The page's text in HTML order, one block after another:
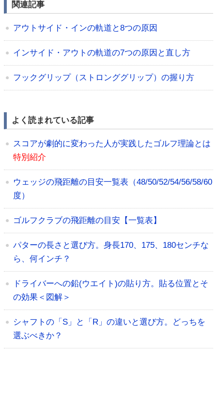
関連記事
アウトサイド・インの軌道と8つの原因
インサイド・アウトの軌道の7つの原因と直し方
フックグリップ（ストロンググリップ）の握り方
よく読まれている記事
スコアが劇的に変わった人が実践したゴルフ理論とは
特別紹介
ウェッジの飛距離の目安一覧表（48/50/52/54/56/58/60
度）
ゴルフクラブの飛距離の目安【一覧表】
パターの長さと選び方。身長170、175、180センチな
ら、何インチ？
ドライバーへの鉛(ウエイト)の貼り方。貼る位置とそ
の効果＜図解＞
シャフトの「S」と「R」の違いと選び方。どっちを
選ぶべきか？